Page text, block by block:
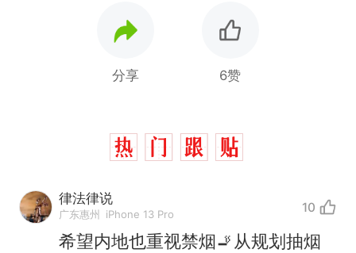
分享 6赞
律法律说
广东惠州 iPhone 13 Pro 10
希望内地也重视禁烟🚬从规划抽烟